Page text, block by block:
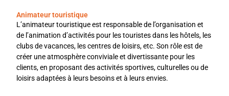
Animateur touristique
L’animateur touristique est responsable de l’organisation et
de l’animation d’activités pour les touristes dans les hôtels, les
clubs de vacances, les centres de loisirs, etc. Son rôle est de
créer une atmosphère conviviale et divertissante pour les
clients, en proposant des activités sportives, culturelles ou de
loisirs adaptées à leurs besoins et à leurs envies.